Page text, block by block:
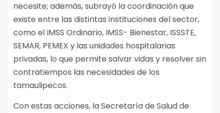
necesite; además, subrayó la coordinación que
existe entre las distintas instituciones del sector,
como el IMSS Ordinario, IMSS- Bienestar, ISSSTE,
SEMAR, PEMEX y las unidades hospitalarias
privadas, lo que permite salvar vidas y resolver sin
contratiempos las necesidades de los
tamaulipecos.
Con estas acciones, la Secretaría de Salud de